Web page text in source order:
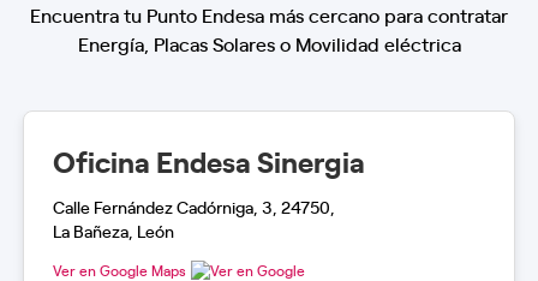
Encuentra tu Punto Endesa más cercano para contratar
Energía, Placas Solares o Movilidad eléctrica
Oficina Endesa Sinergia
Calle Fernández Cadórniga, 3, 24750,
La Bañeza, León
Ver en Google Maps